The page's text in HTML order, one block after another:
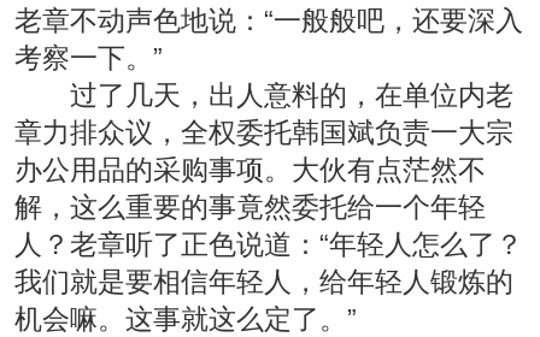
老章不动声色地说：“一般般吧，还要深入
考察一下。”
过了几天，出人意料的，在单位内老
章力排众议，全权委托韩国斌负责一大宗
办公用品的采购事项。大伙有点茫然不
解，这么重要的事竟然委托给一个年轻
人？老章听了正色说道：“年轻人怎么了？
我们就是要相信年轻人，给年轻人锻炼的
机会嘛。这事就这么定了。”